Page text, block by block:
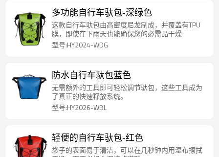
多功能自行车驮包-深绿色
这款自行车驮包由高密度尼龙制成，并覆盖有TPU
膜，即使在下雨天也能确保您的必需品干燥
型号:HY2024-WDG
防水自行车驮包蓝色
无需额外的工具即可轻松调节驮包，这些工具成为
了真正的快速释放系统。
型号:HY2026-WBL
轻便的自行车驮包-红色
袋子的表面易于清洁，可以在几秒钟内用湿布擦拭